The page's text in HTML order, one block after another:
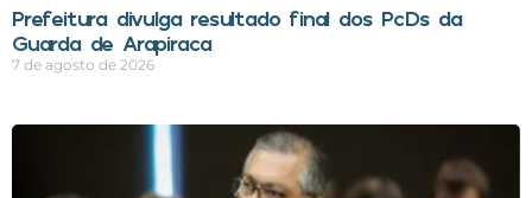
Prefeitura divulga resultado final dos PcDs da
Guarda de Arapiraca
7 de agosto de 2026